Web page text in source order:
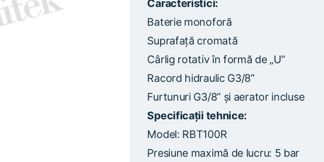
Caracteristici:
Baterie monoforă
Suprafață cromată
Cârlig rotativ în formă de „U”
Racord hidraulic G3/8”
Furtunuri G3/8” și aerator incluse
Specificații tehnice:
Model: RBT100R
Presiune maximă de lucru: 5 bar